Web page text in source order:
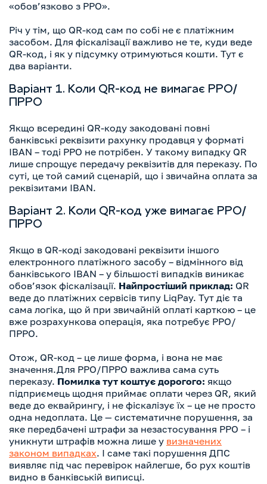
«обов’язково з РРО».
Річ у тім, що QR-код сам по собі не є платіжним
засобом. Для фіскалізації важливо не те, куди веде
QR-код, і як у підсумку отримуються кошти. Тут є
два варіанти.
Варіант 1. Коли QR-код не вимагає РРО/
ПРРО
Якщо всередині QR-коду закодовані повні
банківські реквізити рахунку продавця у форматі
IBAN – тоді РРО не потрібен. У такому випадку QR
лише спрощує передачу реквізитів для переказу. По
суті, це той самий сценарій, що і звичайна оплата за
реквізитами IBAN.
Варіант 2. Коли QR-код уже вимагає РРО/
ПРРО
Якщо в QR-коді закодовані реквізити іншого
електронного платіжного засобу – відмінного від
банківського IBAN – у більшості випадків виникає
обов’язок фіскалізації. Найпростіший приклад: QR
веде до платіжних сервісів типу LiqPay. Тут діє та
сама логіка, що й при звичайній оплаті карткою – це
вже розрахункова операція, яка потребує РРО/
ПРРО.
Отож, QR-код – це лише форма, і вона не має
значення.Для РРО/ПРРО важлива сама суть
переказу. Помилка тут коштує дорогого: якщо
підприємець щодня приймає оплати через QR, який
веде до еквайрингу, і не фіскалізує їх – це не просто
одна недоплата. Це — систематичне порушення, за
яке передбачені штрафи за незастосування РРО – і
уникнути штрафів можна лише у визначених
законом випадках. І саме такі порушення ДПС
виявляє під час перевірок найлегше, бо рух коштів
видно в банківській виписці.